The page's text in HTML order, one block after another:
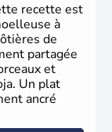
recette est
à
de
partagée
et
Un plat
ancré